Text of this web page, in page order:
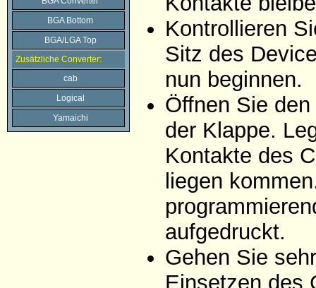
BGA Bottom
BGA/LGA Top
Zusätzliche Converter:
cab
Logical
Yamaichi
Kontrollieren
Sitz des
nun beginnen.
Öffnen Sie
der Klappe.
Kontakte des
liegen
aufgedruckt.
Gehen Sie
Einsetzen des